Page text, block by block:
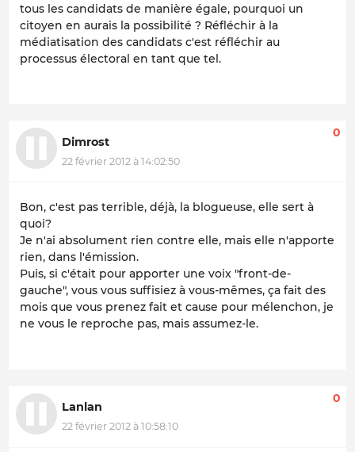
tous les candidats de manière égale, pourquoi un
citoyen en aurais la possibilité ? Réfléchir à la
médiatisation des candidats c'est réfléchir au
processus électoral en tant que tel.
Dimrost
22 février 2012 à 14:02:50
0
Bon, c'est pas terrible, déjà, la blogueuse, elle sert à
quoi?
Je n'ai absolument rien contre elle, mais elle n'apporte
rien, dans l'émission.
Puis, si c'était pour apporter une voix "front-de-
gauche", vous vous suffisiez à vous-mêmes, ça fait des
mois que vous prenez fait et cause pour mélenchon, je
ne vous le reproche pas, mais assumez-le.
Lanlan
22 février 2012 à 10:58:10
0